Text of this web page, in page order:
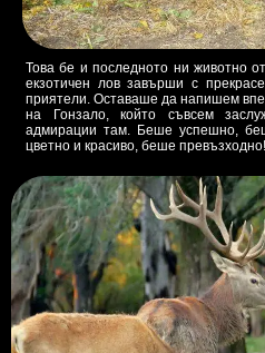
Това бе и последното ни животно
екзотичен лов завърши с
приятели. Оставаше да напишем
на Гонзало, който съвсем
адмирации там. Беше успешно,
цветно и красиво, беше превъзходно!